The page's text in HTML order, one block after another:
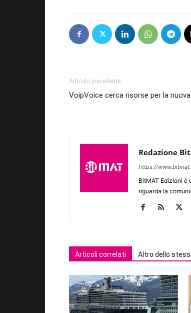
Articolo precedente
VoipVoice cerca risorse per la
Redazione
https://
BitMAT Edizioni è
riguarda la
Articoli correlati Altro dello